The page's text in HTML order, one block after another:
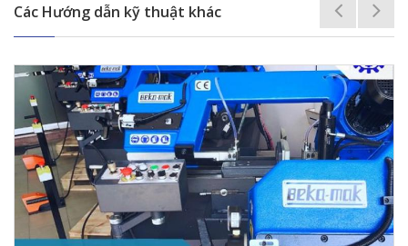
Các Hướng dẫn kỹ thuật khác